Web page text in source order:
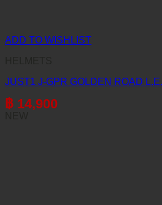
ADD TO WISHLIST
JUST1 J-GPR GOLDEN ROAD L.E.
฿ 14,900